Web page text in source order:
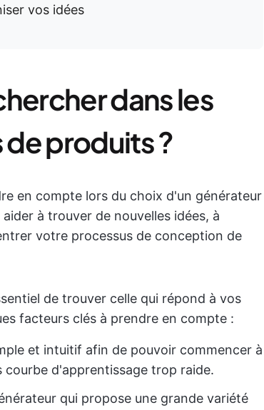
vos idées
dans les
produits ?
en compte lors du choix d'un générateur
à trouver de nouvelles idées, à
votre processus de conception de
de trouver celle qui répond à vos
facteurs clés à prendre en compte :
et intuitif afin de pouvoir commencer à
courbe d'apprentissage trop raide.
qui propose une grande variété